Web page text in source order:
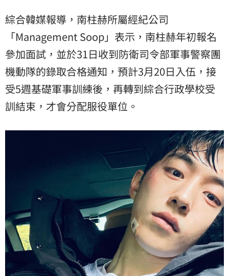
綜合韓媒報導，南柱赫所屬經紀公司
「Management Soop」表示，南柱赫年初報名
參加面試，並於31日收到防衛司令部軍事警察團
機動隊的錄取合格通知，預計3月20日入伍，接
受5週基礎軍事訓練後，再轉到綜合行政學校受
訓結束，才會分配服役單位。